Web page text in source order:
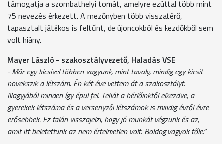
támogatja a szombathelyi tornát, amelyre ezúttal több mint
75 nevezés érkezett. A mezőnyben több visszatérő,
tapasztalt játékos is feltűnt, de újoncokból és kezdőkből sem
volt hiány.
Mayer László - szakosztályvezető, Haladás VSE
- Már egy kicsivel többen vagyunk, mint tavaly, mindig egy kicsit
növekszik a létszám. Én két éve vettem át a szakosztályt.
Nagyjából minden így épül fel. Tehát a bérlőinktől elkezdve, a
gyerekek létszáma és a versenyzői létszámok is mindig évről évre
erősebbek. Ez talán visszajelzi, hogy jó munkát végzünk és az,
amit itt beletettünk az nem értelmetlen volt. Boldog vagyok tőle.”